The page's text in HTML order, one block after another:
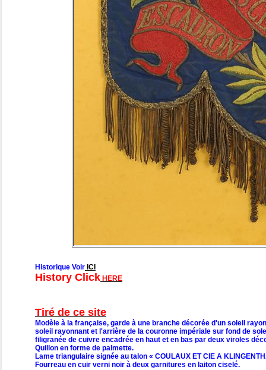
Historique Voir ICI
History Click HERE
Tiré de ce site
Modèle à la française, garde à une branche décorée d'un soleil
soleil rayonnant et l'arrière de la couronne impériale sur fond de
filigranée de cuivre encadrée en haut et en bas par deux viroles
Quillon en forme de palmette.
Lame triangulaire signée au talon « COULAUX ET CIE A
Fourreau en cuir verni noir à deux garnitures en laiton ciselé.